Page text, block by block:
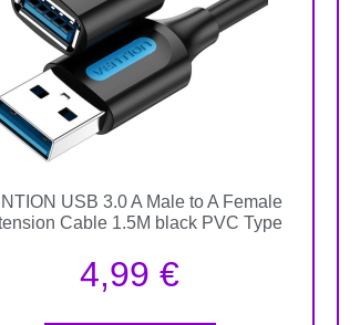
USB 3.0 A Male to A Female
Cable 1.5M black PVC Type
4,99€